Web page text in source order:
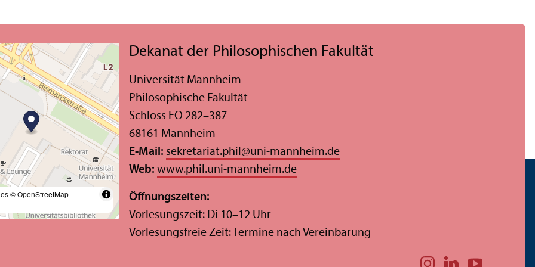
© OpenStreetMap
Dekanat der Philosophischen Fakultät
Universität Mannheim
Philosophische Fakultät
Schloss EO 282–387
68161 Mannheim
E-Mail: sekretariat.phil@uni-mannheim.de
Web: www.phil.uni-mannheim.de
Öffnungs­zeiten:
Vorlesungs­zeit: Di 10–12 Uhr
Vorlesungs­freie Zeit: Termine nach Vereinbarung